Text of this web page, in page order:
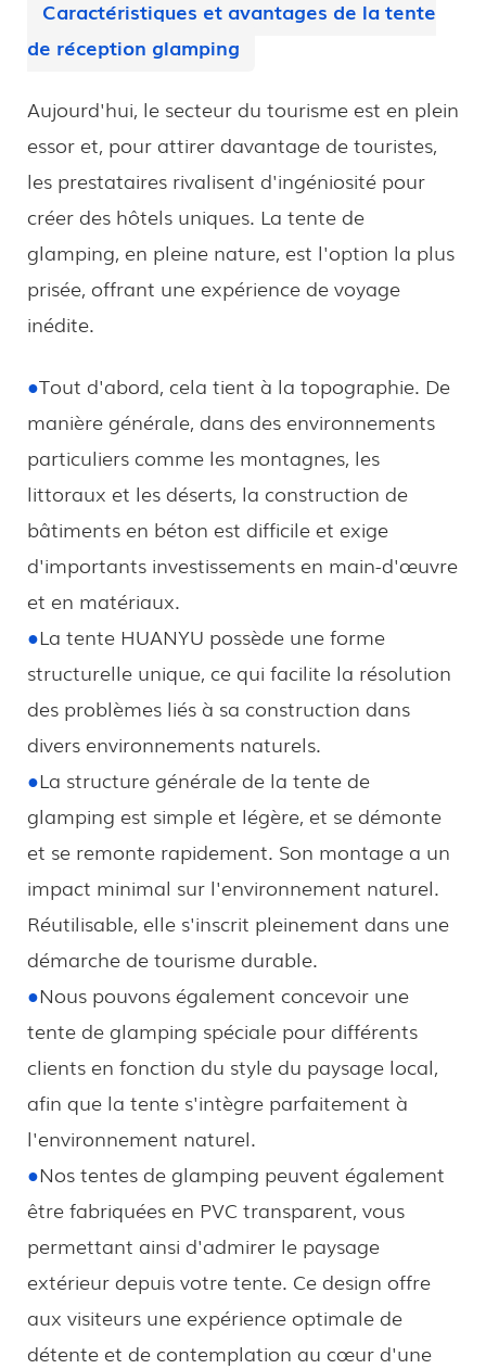
Caractéristiques et avantages de la tente
de réception glamping
Aujourd'hui, le secteur du tourisme est en plein
essor et, pour attirer davantage de touristes,
les prestataires rivalisent d'ingéniosité pour
créer des hôtels uniques. La tente de
glamping, en pleine nature, est l'option la plus
prisée, offrant une expérience de voyage
inédite.
●Tout d'abord, cela tient à la topographie. De
manière générale, dans des environnements
particuliers comme les montagnes, les
littoraux et les déserts, la construction de
bâtiments en béton est difficile et exige
d'importants investissements en main-d'œuvre
et en matériaux.
●La tente HUANYU possède une forme
structurelle unique, ce qui facilite la résolution
des problèmes liés à sa construction dans
divers environnements naturels.
●La structure générale de la tente de
glamping est simple et légère, et se démonte
et se remonte rapidement. Son montage a un
impact minimal sur l'environnement naturel.
Réutilisable, elle s'inscrit pleinement dans une
démarche de tourisme durable.
●Nous pouvons également concevoir une
tente de glamping spéciale pour différents
clients en fonction du style du paysage local,
afin que la tente s'intègre parfaitement à
l'environnement naturel.
●Nos tentes de glamping peuvent également
être fabriquées en PVC transparent, vous
permettant ainsi d'admirer le paysage
extérieur depuis votre tente. Ce design offre
aux visiteurs une expérience optimale de
détente et de contemplation au cœur d'une